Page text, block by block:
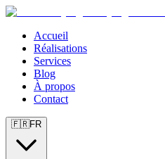
Accueil
Réalisations
Services
Blog
À propos
Contact
🇫🇷FR